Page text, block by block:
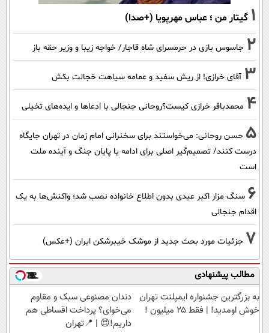
1 گیتار من ؛ عباس مهرپویا (+صدا)
2 جاسوس بازی در حرمسرای شاه قاجار/ خواجه زیبا و وزیر حقه باز
3 آقای خرازی! از ریش سفید و عمامه سیاهت خجالت بکش
4 محمدباقر خرازی کیست؟روحانی جنجالی با ادعاها و ایده‌های تخیلی
5 حسن روحانی: می‌خواستند برای سخنرانی امام زمان در تهران جایگاه
درست کنند/ تصمیم‌گیر اصلی برای ادامه یا پایان جنگ و آینده ملت
است
6 سنگ مزار اکبر عبدی بدون اطلاع خانواده نصب شد؛ واکنش‌ها به یک
اقدام جنجالی
7 جزئیات مورد بحث جدید از موشک خیبرشکن ایران (+عکس)
مطالب پیشنهادی
به بزرگترین جشنواره ایمپلنت تهران
خوش اومدید! | فقط ۲۵ میلیون !
دندان مصنوعی سبک و مقاوم
می‌خوای؟ پرداخت اقساطی هم
داریم!😍 | 📍تهران